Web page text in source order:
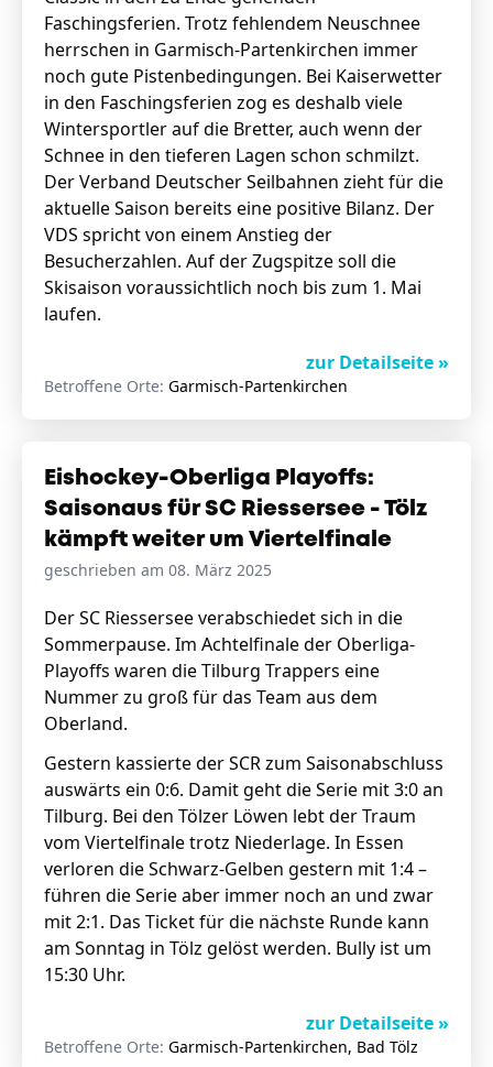
Faschingsferien. Trotz fehlendem Neuschnee
herrschen in Garmisch-Partenkirchen immer
noch gute Pistenbedingungen. Bei Kaiserwetter
in den Faschingsferien zog es deshalb viele
Wintersportler auf die Bretter, auch wenn der
Schnee in den tieferen Lagen schon schmilzt.
Der Verband Deutscher Seilbahnen zieht für die
aktuelle Saison bereits eine positive Bilanz. Der
VDS spricht von einem Anstieg der
Besucherzahlen. Auf der Zugspitze soll die
Skisaison voraussichtlich noch bis zum 1. Mai
laufen.
zur Detailseite »
Betroffene Orte: Garmisch-Partenkirchen
Eishockey-Oberliga Playoffs:
Saisonaus für SC Riessersee - Tölz
kämpft weiter um Viertelfinale
geschrieben am 08. März 2025
Der SC Riessersee verabschiedet sich in die
Sommerpause. Im Achtelfinale der Oberliga-
Playoffs waren die Tilburg Trappers eine
Nummer zu groß für das Team aus dem
Oberland.
Gestern kassierte der SCR zum Saisonabschluss
auswärts ein 0:6. Damit geht die Serie mit 3:0 an
Tilburg. Bei den Tölzer Löwen lebt der Traum
vom Viertelfinale trotz Niederlage. In Essen
verloren die Schwarz-Gelben gestern mit 1:4 –
führen die Serie aber immer noch an und zwar
mit 2:1. Das Ticket für die nächste Runde kann
am Sonntag in Tölz gelöst werden. Bully ist um
15:30 Uhr.
zur Detailseite »
Betroffene Orte: Garmisch-Partenkirchen, Bad Tölz